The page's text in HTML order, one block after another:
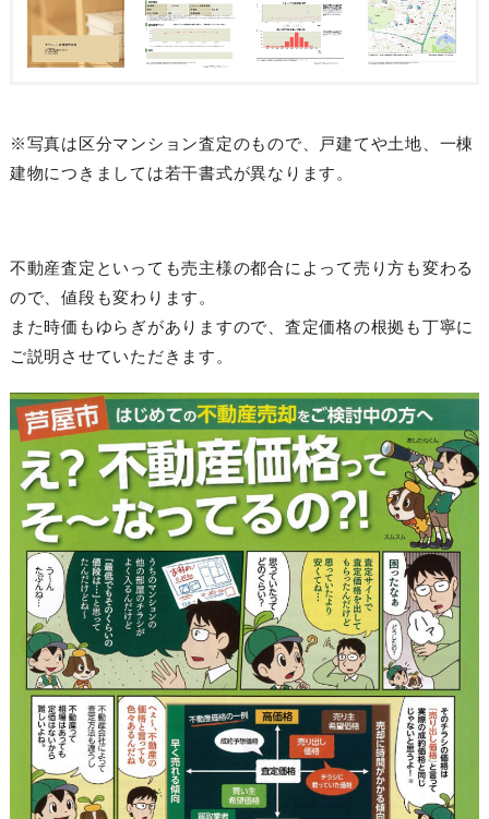
※写真は区分マンション査定のもので、戸建てや土地、一棟
建物につきましては若干書式が異なります。
不動産査定といっても売主様の都合によって売り方も変わる
ので、値段も変わります。
また時価もゆらぎがありますので、査定価格の根拠も丁寧に
ご説明させていただきます。